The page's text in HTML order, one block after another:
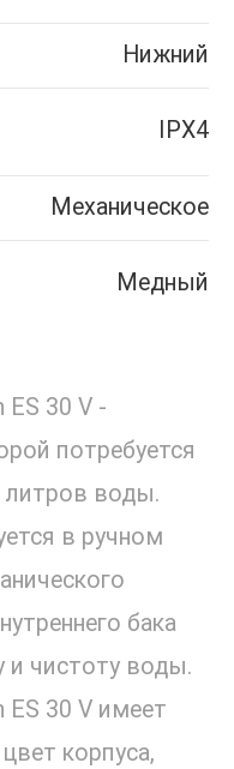
Нижний
IPX4
Механическое
Медный
ES 30 V -
потребуется
литров воды.
в ручном
бака
и чистоту воды.
ES 30 V имеет
корпуса,